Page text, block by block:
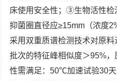
床使用安全性；③生物活性检
抑菌圈直径应≥15mm（浓度
采用双重质谱检测技术对原
批次的特征峰相似度＞95%
性需满足：50℃加速试验30